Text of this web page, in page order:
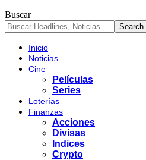
Buscar
Inicio
Noticias
Cine
Películas
Series
Loterías
Finanzas
Acciones
Divisas
Indices
Crypto